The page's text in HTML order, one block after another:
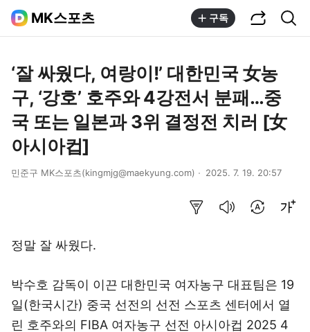
MK스포츠 구독
‘잘 싸웠다, 여랑이!’ 대한민국 女농
구, ‘강호’ 호주와 4강전서 분패…중
국 또는 일본과 3위 결정전 치러 [女
아시아컵]
민준구 MK스포츠(kingmjg@maekyung.com) 2025. 7. 19. 20:57
정말 잘 싸웠다.
박수호 감독이 이끈 대한민국 여자농구 대표팀은 19
일(한국시간) 중국 선전의 선전 스포츠 센터에서 열
린 호주와의 FIBA 여자농구 선전 아시아컵 2025 4